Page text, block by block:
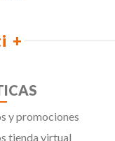
y promociones
tienda virtual